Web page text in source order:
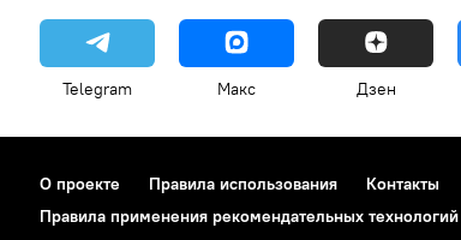
Telegram Макс Дзен
О проекте Правила использования Контакты
Правила применения рекомендательных технологий